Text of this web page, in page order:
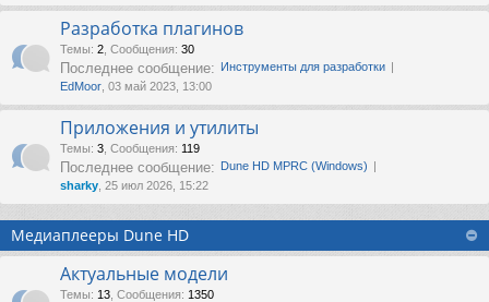
Разработка плагинов
Темы: 2 Сообщения: 30
Последнее сообщение: Инструменты для разработки
EdMoor , 03 май 2023, 13:00
Приложения и утилиты
Темы: 3 Сообщения: 119
Последнее сообщение: Dune HD MPRC (Windows)
sharky , 25 июл 2026, 15:22
Медиаплееры Dune HD
Актуальные модели
Темы: 13 Сообщения: 1350